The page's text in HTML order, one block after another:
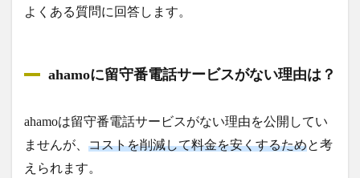
よくある質問に回答します。
ahamoに留守番電話サービスがない理由は？
ahamoは留守番電話サービスがない理由を公開してい
ませんが、 コストを削減して料金を安くするためと考
えられます。